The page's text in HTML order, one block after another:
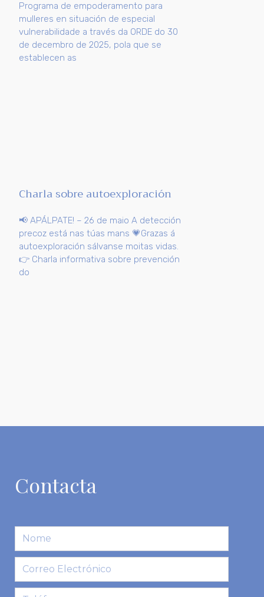
Programa de empoderamento para
mulleres en situación de especial
vulnerabilidade a través da ORDE do 30
de decembro de 2025, pola que se
establecen as
Charla sobre autoexploración
📢 APÁLPATE! – 26 de maio A detección
precoz está nas túas mans 💗Grazas á
autoexploración sálvanse moitas vidas.
👉 Charla informativa sobre prevención
do
Contacta